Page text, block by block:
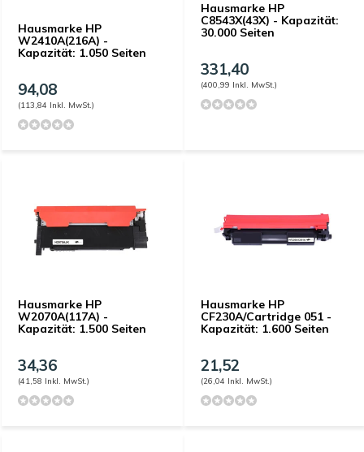
Hausmarke HP
W2410A(216A) -
Kapazität: 1.050 Seiten
94,08
(113,84 Inkl. MwSt.)
Hausmarke HP
C8543X(43X) - Kapazität:
30.000 Seiten
331,40
(400,99 Inkl. MwSt.)
Hausmarke HP
W2070A(117A) -
Kapazität: 1.500 Seiten
34,36
(41,58 Inkl. MwSt.)
Hausmarke HP
CF230A/Cartridge 051 -
Kapazität: 1.600 Seiten
21,52
(26,04 Inkl. MwSt.)